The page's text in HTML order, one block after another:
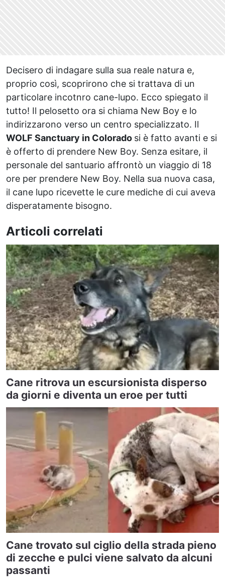
Decisero di indagare sulla sua reale natura e,
proprio così, scoprirono che si trattava di un
particolare incotnro cane-lupo. Ecco spiegato il
tutto! Il pelosetto ora si chiama New Boy e lo
indirizzarono verso un centro specializzato. Il
WOLF Sanctuary in Colorado si è fatto avanti e si
è offerto di prendere New Boy. Senza esitare, il
personale del santuario affrontò un viaggio di 18
ore per prendere New Boy. Nella sua nuova casa,
il cane lupo ricevette le cure mediche di cui aveva
disperatamente bisogno.
Articoli correlati
Cane ritrova un escursionista disperso
da giorni e diventa un eroe per tutti
Cane trovato sul ciglio della strada pieno
di zecche e pulci viene salvato da alcuni
passanti